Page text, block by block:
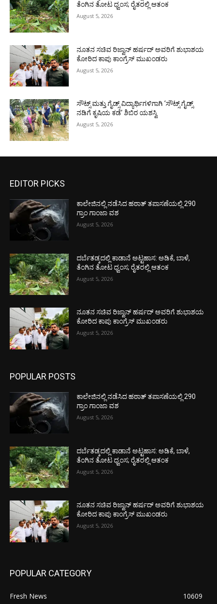
ತೆಂಗಿನ ತೋಟ ಧ್ವಂಸ; ರೈತರಲ್ಲಿ ಆತಂಕ
August 5, 2026
ನೂತನ ಸಚಿವ ರಿಜ್ವಾನ್ ಹರ್ಷದ್ ಅವರಿಗೆ ಶುಭಾಶಯ
ಕೋರಿದ ಕಾಪು ಕಾಂಗ್ರೆಸ್ ಮುಖಂಡರು
August 5, 2026
ಸೌಟ್ಸ್ ಮತ್ತು ಗೈಡ್ಸ್ ವಿದ್ಯಾರ್ಥಿಗಳಿಗಾಗಿ ‘ಸೌಟ್ಸ್ ಗೈಡ್ಸ್
ನಡಿಗೆ ಕೃಷಿಯ ಕಡೆ’ ಶಿಬಿರ ಯಶಸ್ವಿ
August 5, 2026
EDITOR PICKS
ಕಾಲೇಜಿನಲ್ಲಿ ನಡೆಸಿದ ಹಠಾತ್ ತಪಾಸಣೆಯಲ್ಲಿ 290
ಗ್ರಾಂ ಗಾಂಜಾ ವಶ
August 5, 2026
ದರ್ಬೆತಡ್ಕದಲ್ಲಿ ಕಾಡಾನೆ ಅಟ್ಟಹಾಸ: ಅಡಿಕೆ, ಬಾಳೆ,
ತೆಂಗಿನ ತೋಟ ಧ್ವಂಸ; ರೈತರಲ್ಲಿ ಆತಂಕ
August 5, 2026
ನೂತನ ಸಚಿವ ರಿಜ್ವಾನ್ ಹರ್ಷದ್ ಅವರಿಗೆ ಶುಭಾಶಯ
ಕೋರಿದ ಕಾಪು ಕಾಂಗ್ರೆಸ್ ಮುಖಂಡರು
August 5, 2026
POPULAR POSTS
ಕಾಲೇಜಿನಲ್ಲಿ ನಡೆಸಿದ ಹಠಾತ್ ತಪಾಸಣೆಯಲ್ಲಿ 290
ಗ್ರಾಂ ಗಾಂಜಾ ವಶ
August 5, 2026
ದರ್ಬೆತಡ್ಕದಲ್ಲಿ ಕಾಡಾನೆ ಅಟ್ಟಹಾಸ: ಅಡಿಕೆ, ಬಾಳೆ,
ತೆಂಗಿನ ತೋಟ ಧ್ವಂಸ; ರೈತರಲ್ಲಿ ಆತಂಕ
August 5, 2026
ನೂತನ ಸಚಿವ ರಿಜ್ವಾನ್ ಹರ್ಷದ್ ಅವರಿಗೆ ಶುಭಾಶಯ
ಕೋರಿದ ಕಾಪು ಕಾಂಗ್ರೆಸ್ ಮುಖಂಡರು
August 5, 2026
POPULAR CATEGORY
Fresh News
10609